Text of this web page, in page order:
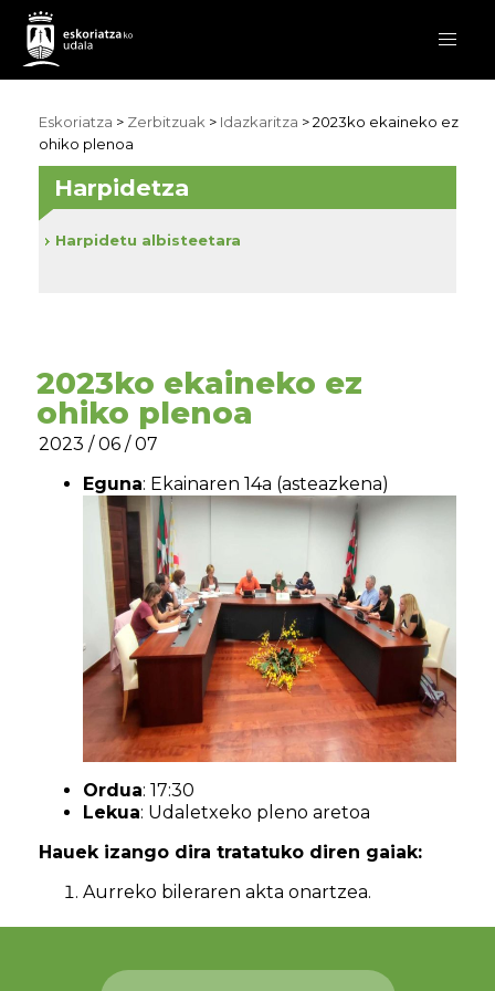
Eskoriatza > Zerbitzuak > Idazkaritza > 2023ko ekaineko ez
ohiko plenoa
2023ko ekaineko ez
ohiko plenoa
2023 / 06 / 07
Eguna: Ekainaren 14a (asteazkena)
Ordua: 17:30
Lekua: Udaletxeko pleno aretoa
Hauek izango dira tratatuko diren gaiak:
Aurreko bileraren akta onartzea.
Harpidetza
Harpidetu albisteetara